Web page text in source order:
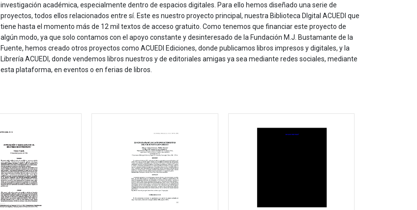
investigación académica, especialmente dentro de espacios digitales. Para ello hemos diseñado una serie de
proyectos, todos ellos relacionados entre sí. Este es nuestro proyecto principal, nuestra Biblioteca DIgital ACUEDI que
tiene hasta el momento más de 12 mil textos de acceso gratuito. Como tenemos que financiar este proyecto de
algún modo, ya que solo contamos con el apoyo constante y desinteresado de la Fundación M.J. Bustamante de la
Fuente, hemos creado otros proyectos como ACUEDI Ediciones, donde publicamos libros impresos y digitales, y la
Librería ACUEDI, donde vendemos libros nuestros y de editoriales amigas ya sea mediante redes sociales, mediante
esta plataforma, en eventos o en ferias de libros.